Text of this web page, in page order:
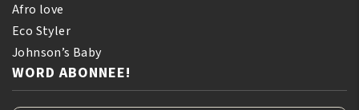
Afro love
Eco Styler
Johnson’s Baby
WORD ABONNEE!